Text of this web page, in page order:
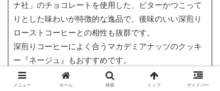
ナ社」のチョコレートを使用した、ビターかつこって
りとした味わいが特徴的な逸品で、後味のいい深煎り
ローストコーヒーとの相性も抜群です。
深煎りコーヒーによく合うマカデミアナッツのクッキ
ー『ネージュ』もおすすめです。
《基本情報》
メニュー ホーム 検索 トップ サイドバー